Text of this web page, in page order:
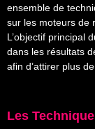
ensemble de
sur les moteurs de
L’objectif principal
dans les résultats
afin d’attirer plus
Les